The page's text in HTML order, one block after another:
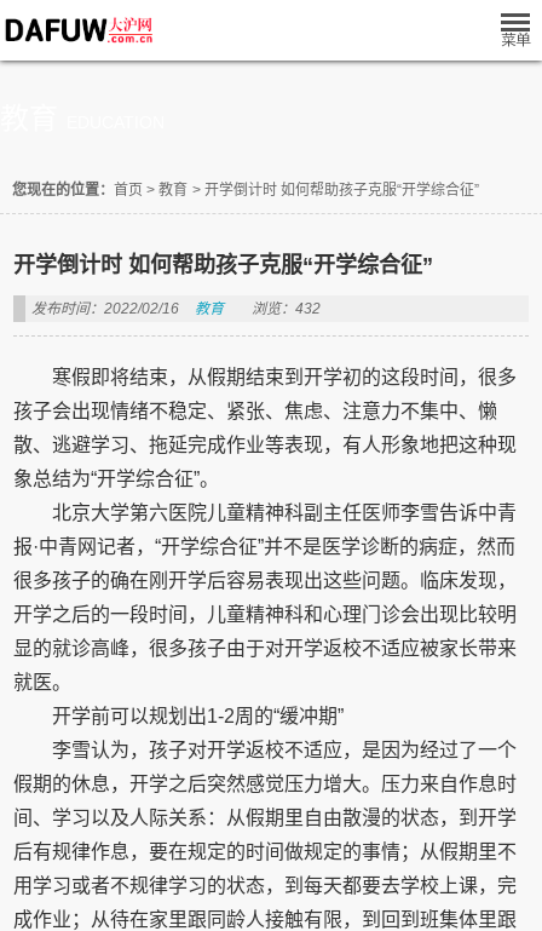
您现在的位置： 首页 > 教育 > 开学倒计时 如何帮助孩子克服“开学综合征”
开学倒计时 如何帮助孩子克服“开学综合征”
发布时间：2022/02/16 教育 浏览：432
寒假即将结束，从假期结束到开学初的这段时间，很多
孩子会出现情绪不稳定、紧张、焦虑、注意力不集中、懒
散、逃避学习、拖延完成作业等表现，有人形象地把这种现
象总结为“开学综合征”。
北京大学第六医院儿童精神科副主任医师李雪告诉中青
报·中青网记者，“开学综合征”并不是医学诊断的病症，然而
很多孩子的确在刚开学后容易表现出这些问题。临床发现，
开学之后的一段时间，儿童精神科和心理门诊会出现比较明
显的就诊高峰，很多孩子由于对开学返校不适应被家长带来
就医。
开学前可以规划出1-2周的“缓冲期”
李雪认为，孩子对开学返校不适应，是因为经过了一个
假期的休息，开学之后突然感觉压力增大。压力来自作息时
间、学习以及人际关系：从假期里自由散漫的状态，到开学
后有规律作息，要在规定的时间做规定的事情；从假期里不
用学习或者不规律学习的状态，到每天都要去学校上课，完
成作业；从待在家里跟同龄人接触有限，到回到班集体里跟